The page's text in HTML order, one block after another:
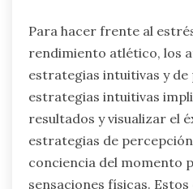
¿Cuáles son las
universales para
estrés y la
Para hacer frente al